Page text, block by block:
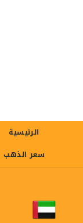
الرئيسية
سعر الذهب